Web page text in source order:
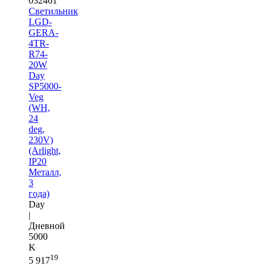
Светильник
LGD-
GERA-
4TR-
R74-
20W
Day
SP5000-
Veg
(WH,
24
deg,
230V)
(Arlight,
IP20
Металл,
3
года)
Day
|
Дневной
5000
K
5 91719